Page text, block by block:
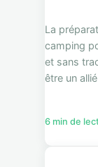
La
camping
et sans
être un
6 min de